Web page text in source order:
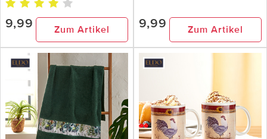
9,99 Zum Artikel 9,99 Zum Artikel